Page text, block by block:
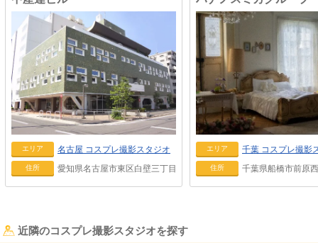
エリア 名古屋 コスプレ撮影スタジオ
住所 愛知県名古屋市東区白壁三丁目12番13号
エリア 千葉 コスプレ撮影
住所 千葉県船橋市前原
近隣のコスプレ撮影スタジオを探す